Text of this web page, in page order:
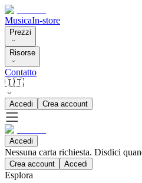
MusicaIn-store
Prezzi
Risorse
Contatto
🇮🇹
Accedi Crea account
Accedi
Nessuna carta richiesta. Disdici
Crea account Accedi
Esplora